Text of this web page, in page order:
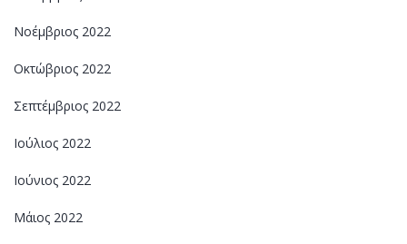
Νοέμβριος 2022
Οκτώβριος 2022
Σεπτέμβριος 2022
Ιούλιος 2022
Ιούνιος 2022
Μάιος 2022